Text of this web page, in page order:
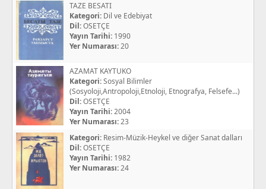
TAZE BESATI
Kategori: Dil ve Edebiyat
Dil:OSETÇE
Yayın Tarihi: 1990
Yer Numarası:20
AZAMAT KAYTUKO
Kategori:Sosyal Bilimler
(Sosyoloji,Antropoloji,Etnoloji, Etnografya, Felsefe...)
Dil:OSETÇE
Yayın Tarihi:2004
Yer Numarası:23
Kategori: Resim-Müzik-Heykel ve diğer Sanat dalları
Dil:OSETÇE
Yayın Tarihi: 1982
Yer Numarası:24